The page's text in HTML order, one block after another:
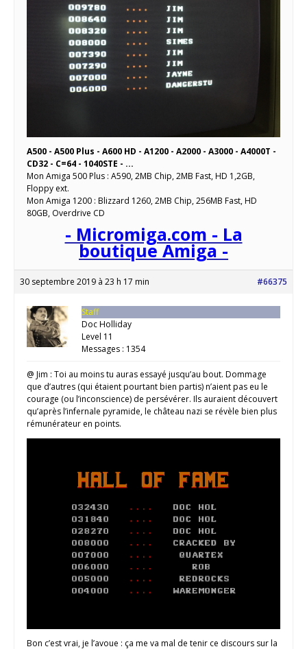
A500 - A500 Plus - A600 HD - A1200 - A2000 - A3000 - A4000T -
CD32 - C=64 - 1040STE - ...
Mon Amiga 500 Plus : A590, 2MB Chip, 2MB Fast, HD 1,2GB,
Floppy ext.
Mon Amiga 1200 : Blizzard 1260, 2MB Chip, 256MB Fast, HD
80GB, Overdrive CD
- Micromiga.com - La
boutique Amiga -
30 septembre 2019 à 23 h 17 min #66375
Staff
Doc Holliday
Level 11
Messages : 1354
@ Jim : Toi au moins tu auras essayé jusqu’au bout. Dommage
que d’autres (qui étaient pourtant bien partis) n’aient pas eu le
courage (ou l’inconscience) de persévérer. Ils auraient découvert
qu’après l’infernale pyramide, le château nazi se révèle bien plus
rémunérateur en points.
Bon c’est vrai, je l’avoue : ça me va mal de tenir ce discours sur la